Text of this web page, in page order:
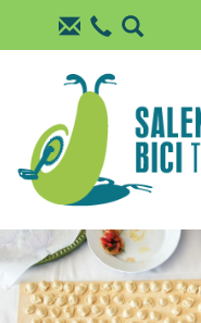
Salta al contenuto principale